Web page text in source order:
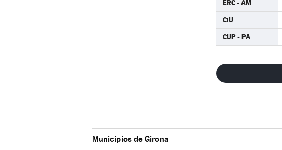
ERC - AM
CiU
CUP - PA
Municipios de Girona